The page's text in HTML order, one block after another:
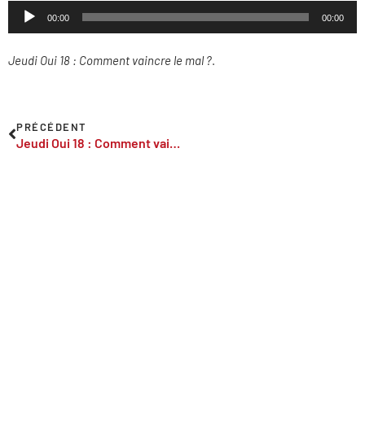
Lecteur
audio
00:00 00:00
Jeudi Oui 18 : Comment vaincre le mal ?.
PRÉCÉDENT
Jeudi Oui 18 : Comment vaincre le mal ?